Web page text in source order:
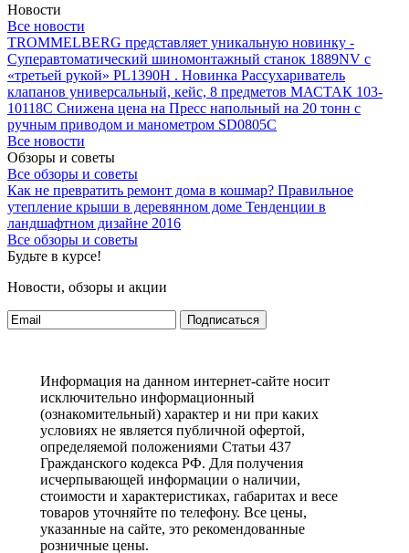
Новости
Все новости
TROMMELBERG представляет уникальную новинку -
Суперавтоматический шиномонтажный станок 1889NV с
«третьей рукой» PL1390H . Новинка Рассухариватель
клапанов универсальный, кейс, 8 предметов МАСТАК 103-
10118C Снижена цена на Пресс напольный на 20 тонн с
ручным приводом и манометром SD0805C
Все новости
Обзоры и советы
Все обзоры и советы
Как не превратить ремонт дома в кошмар? Правильное
утепление крыши в деревянном доме Тенденции в
ландшафтном дизайне 2016
Все обзоры и советы
Будьте в курсе!
Новости, обзоры и акции
Подписаться
Информация на данном интернет-сайте носит
исключительно информационный
(ознакомительный) характер и ни при каких
условиях не является публичной офертой,
определяемой положениями Статьи 437
Гражданского кодекса РФ. Для получения
исчерпывающей информации о наличии,
стоимости и характеристиках, габаритах и весе
товаров уточняйте по телефону. Все цены,
указанные на сайте, это рекомендованные
розничные цены.